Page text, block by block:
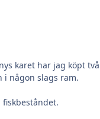
karet har jag köpt
i någon slags ram.